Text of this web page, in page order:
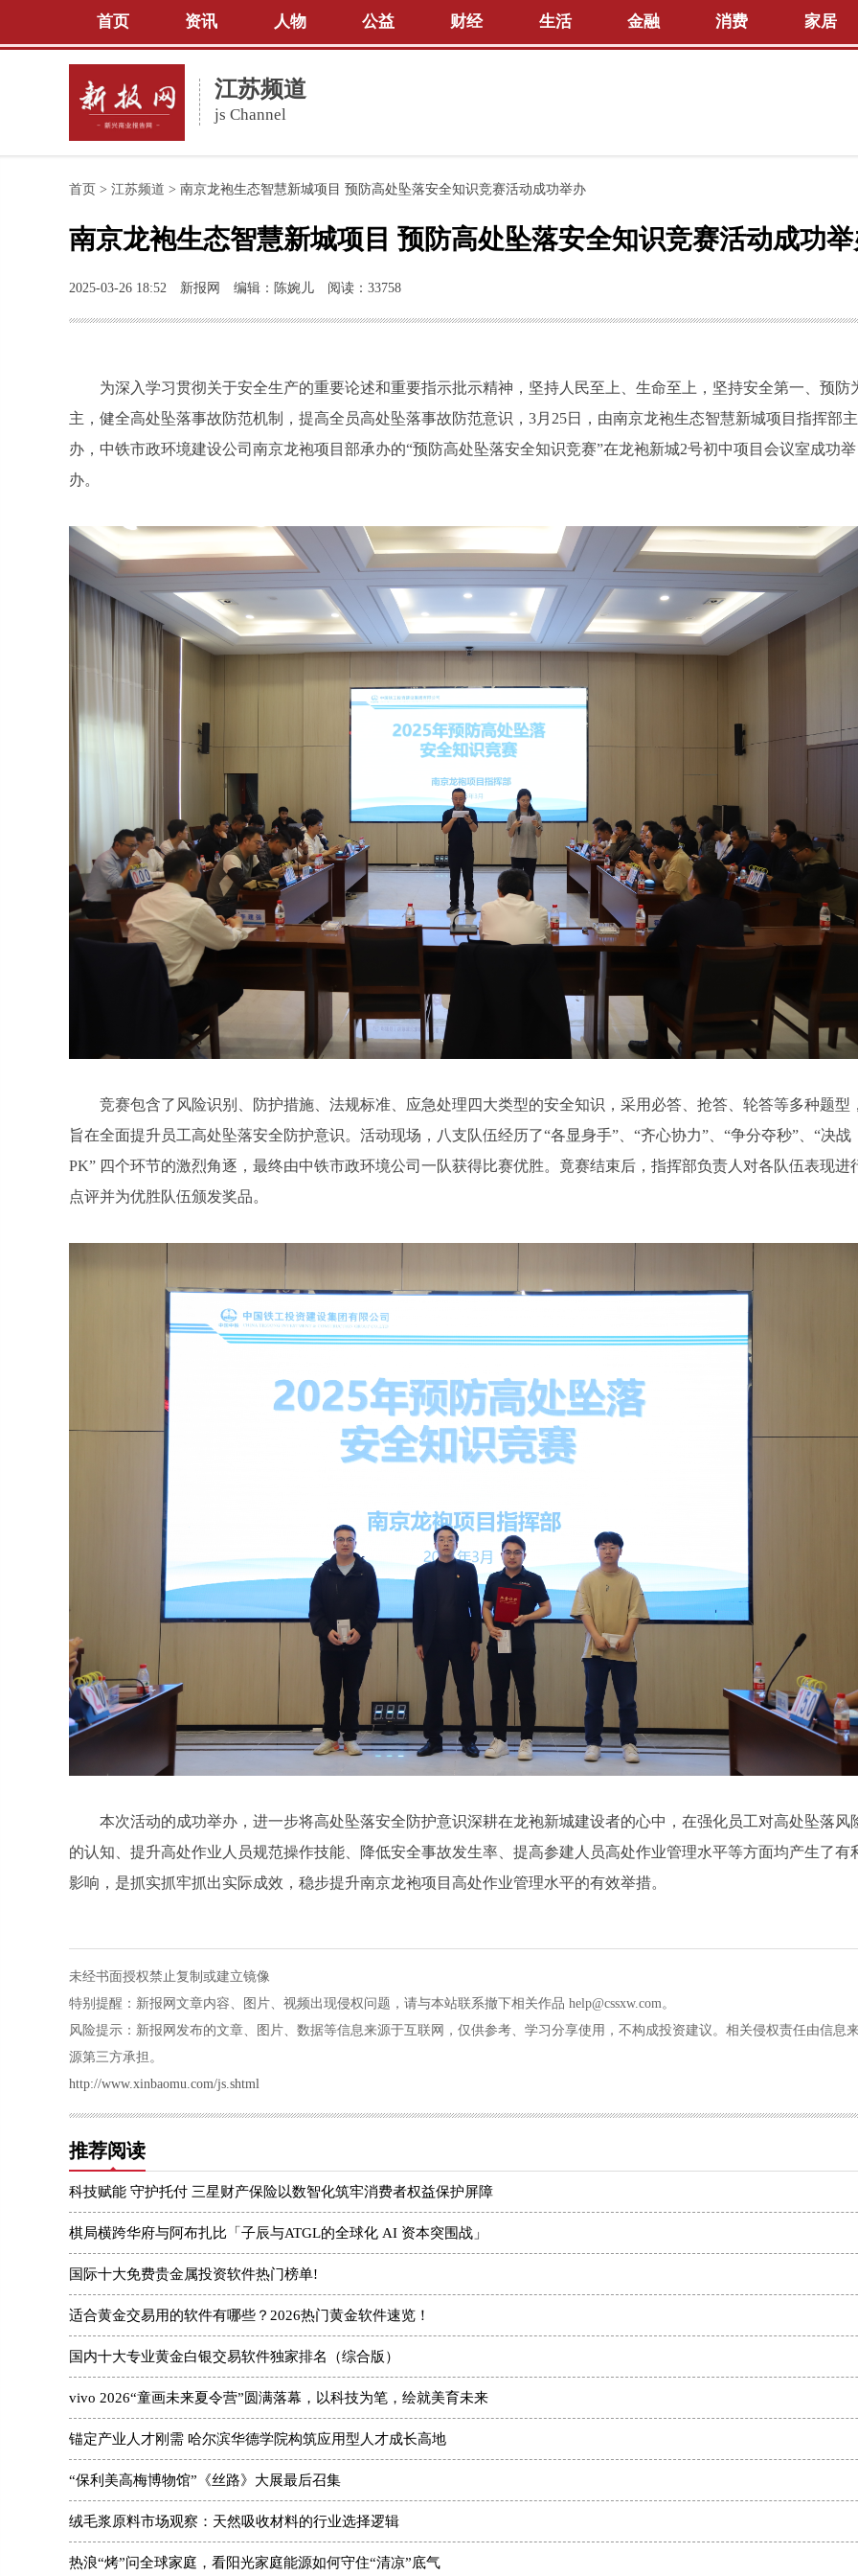
首页 资讯 人物 公益 财经 生活 金融 消费 家居
江苏频道
js Channel
首页 > 江苏频道 > 南京龙袍生态智慧新城项目 预防高处坠落安全知识竞赛活动成功举办
南京龙袍生态智慧新城项目 预防高处坠落安全知识竞赛活动成功
2025-03-26 18:52 新报网 编辑：陈婉儿 阅读：33758
为深入学习贯彻关于安全生产的重要论述和重要指示批示精神，坚持人民至上、生命至上，坚持安全第一、预防
主，健全高处坠落事故防范机制，提高全员高处坠落事故防范意识，3月25日，由南京龙袍生态智慧新城项目指挥部主
办，中铁市政环境建设公司南京龙袍项目部承办的“预防高处坠落安全知识竞赛”在龙袍新城2号初中项目会议室成功举
办。
竞赛包含了风险识别、防护措施、法规标准、应急处理四大类型的安全知识，采用必答、抢答、轮答等多种题型
旨在全面提升员工高处坠落安全防护意识。活动现场，八支队伍经历了“各显身手”、“齐心协力”、“争分夺秒”、“决战
PK” 四个环节的激烈角逐，最终由中铁市政环境公司一队获得比赛优胜。竟赛结束后，指挥部负责人对各队伍表现进
点评并为优胜队伍颁发奖品。
本次活动的成功举办，进一步将高处坠落安全防护意识深耕在龙袍新城建设者的心中，在强化员工对高处坠落风
的认知、提升高处作业人员规范操作技能、降低安全事故发生率、提高参建人员高处作业管理水平等方面均产生了有
影响，是抓实抓牢抓出实际成效，稳步提升南京龙袍项目高处作业管理水平的有效举措。
未经书面授权禁止复制或建立镜像
特别提醒：新报网文章内容、图片、视频出现侵权问题，请与本站联系撤下相关作品 help@cssxw.com。
风险提示：新报网发布的文章、图片、数据等信息来源于互联网，仅供参考、学习分享使用，不构成投资建议。相关侵权责任由信息
源第三方承担。
http://www.xinbaomu.com/js.shtml
推荐阅读
科技赋能 守护托付 三星财产保险以数智化筑牢消费者权益保护屏障
棋局横跨华府与阿布扎比「子辰与ATGL的全球化 AI 资本突围战」
国际十大免费贵金属投资软件热门榜单!
适合黄金交易用的软件有哪些？2026热门黄金软件速览！
国内十大专业黄金白银交易软件独家排名（综合版）
vivo 2026“童画未来夏令营”圆满落幕，以科技为笔，绘就美育未来
锚定产业人才刚需 哈尔滨华德学院构筑应用型人才成长高地
“保利美高梅博物馆”《丝路》大展最后召集
绒毛浆原料市场观察：天然吸收材料的行业选择逻辑
热浪“烤”问全球家庭，看阳光家庭能源如何守住“清凉”底气